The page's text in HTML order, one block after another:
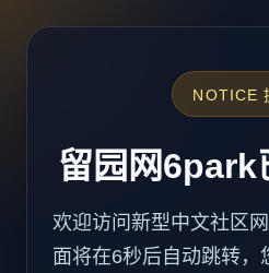
NOTICE
留园网6park
欢迎访问新型中文社区
面将在6秒后自动跳转，